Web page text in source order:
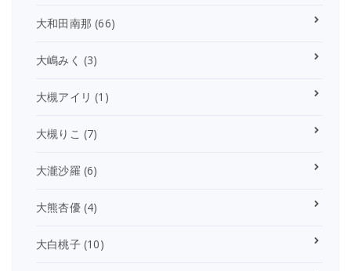
大和田南那 (66)
大嶋みく (3)
大槻アイリ (1)
大槻りこ (7)
大瀧沙羅 (6)
大熊杏優(4)
大白桃子(10)